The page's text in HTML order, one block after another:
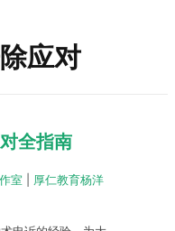
应对
全指南
室
厚仁教育杨洋